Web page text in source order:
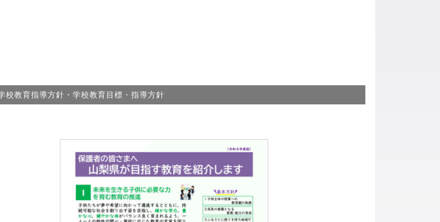
校教育指導方針・学校教育目標・指導方針